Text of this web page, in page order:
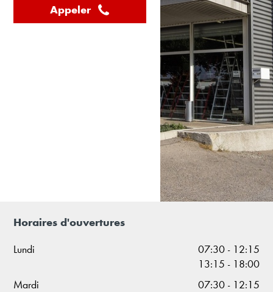
Appeler
Horaires d'ouvertures
Lundi
07:30 - 12:15
13:15 - 18:00
Mardi
07:30 - 12:15